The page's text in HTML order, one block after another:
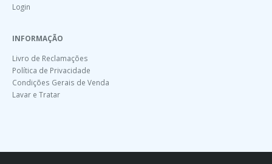
Login
INFORMAÇÃO
Livro de Reclamações
Política de Privacidade
Condições Gerais de Venda
Lavar e Tratar